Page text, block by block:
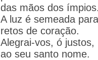
das mãos dos
A luz é semeada
retos de coração.
Alegrai-vos, ó
ao seu santo nome.